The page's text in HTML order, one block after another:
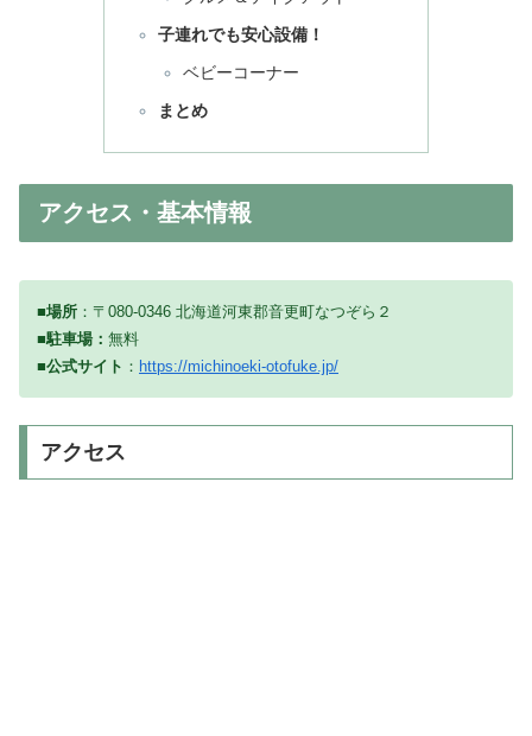
子連れでも安心設備！
ベビーコーナー
まとめ
アクセス・基本情報
■場所 ：〒080-0346 北海道河東郡音更町なつぞら２
■駐車場： 無料
■公式サイト ： https://michinoeki-otofuke.jp/
アクセス